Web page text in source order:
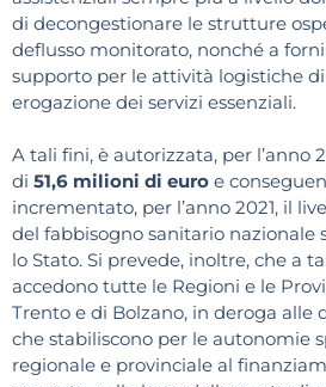
di decongestionare le strutture
deflusso monitorato, nonché a
supporto per le attività logistiche
erogazione dei servizi essenziali.
A tali fini, è autorizzata, per l’anno
di 51,6 milioni di euro e
incrementato, per l’anno 2021, il
del fabbisogno sanitario nazionale
lo Stato. Si prevede, inoltre, che a
accedono tutte le Regioni e le
Trento e di Bolzano, in deroga alle
che stabiliscono per le autonomie
regionale e provinciale al